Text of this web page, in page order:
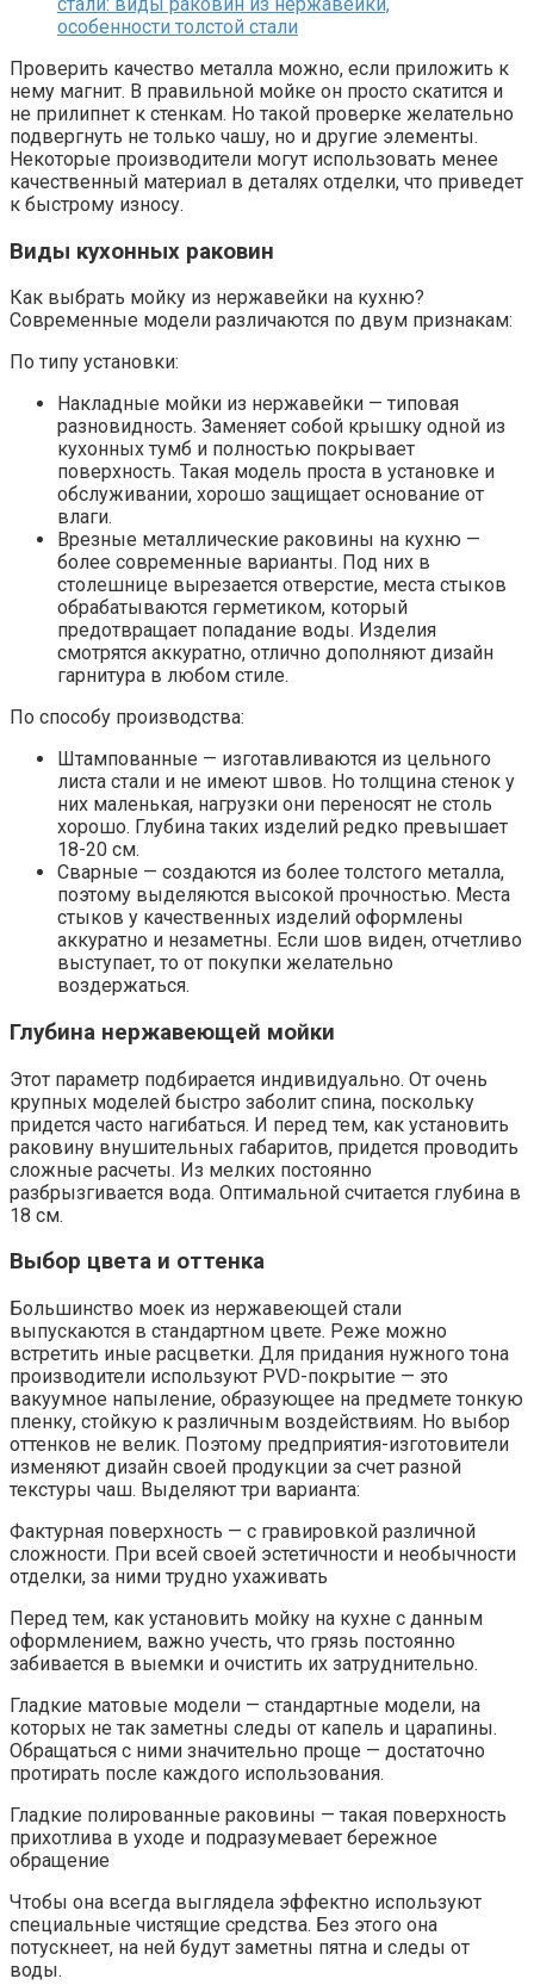
Проверить качество металла можно, если приложить к
нему магнит. В правильной мойке он просто скатится и
не прилипнет к стенкам. Но такой проверке желательно
подвергнуть не только чашу, но и другие элементы.
Некоторые производители могут использовать менее
качественный материал в деталях отделки, что приведет
к быстрому износу.
Виды кухонных раковин
Как выбрать мойку из нержавейки на кухню?
Современные модели различаются по двум признакам:
По типу установки:
Накладные мойки из нержавейки — типовая
разновидность. Заменяет собой крышку одной из
кухонных тумб и полностью покрывает
поверхность. Такая модель проста в установке и
обслуживании, хорошо защищает основание от
влаги.
Врезные металлические раковины на кухню —
более современные варианты. Под них в
столешнице вырезается отверстие, места стыков
обрабатываются герметиком, который
предотвращает попадание воды. Изделия
смотрятся аккуратно, отлично дополняют дизайн
гарнитура в любом стиле.
По способу производства:
Штампованные — изготавливаются из цельного
листа стали и не имеют швов. Но толщина стенок у
них маленькая, нагрузки они переносят не столь
хорошо. Глубина таких изделий редко превышает
18-20 см.
Сварные — создаются из более толстого металла,
поэтому выделяются высокой прочностью. Места
стыков у качественных изделий оформлены
аккуратно и незаметны. Если шов виден, отчетливо
выступает, то от покупки желательно
воздержаться.
Глубина нержавеющей мойки
Этот параметр подбирается индивидуально. От очень
крупных моделей быстро заболит спина, поскольку
придется часто нагибаться. И перед тем, как установить
раковину внушительных габаритов, придется проводить
сложные расчеты. Из мелких постоянно
разбрызгивается вода. Оптимальной считается глубина в
18 см.
Выбор цвета и оттенка
Большинство моек из нержавеющей стали
выпускаются в стандартном цвете. Реже можно
встретить иные расцветки. Для придания нужного тона
производители используют PVD-покрытие — это
вакуумное напыление, образующее на предмете тонкую
пленку, стойкую к различным воздействиям. Но выбор
оттенков не велик. Поэтому предприятия-изготовители
изменяют дизайн своей продукции за счет разной
текстуры чаш. Выделяют три варианта:
Фактурная поверхность — с гравировкой различной
сложности. При всей своей эстетичности и необычности
отделки, за ними трудно ухаживать
Перед тем, как установить мойку на кухне с данным
оформлением, важно учесть, что грязь постоянно
забивается в выемки и очистить их затруднительно.
Гладкие матовые модели — стандартные модели, на
которых не так заметны следы от капель и царапины.
Обращаться с ними значительно проще — достаточно
протирать после каждого использования.
Гладкие полированные раковины — такая поверхность
прихотлива в уходе и подразумевает бережное
обращение
Чтобы она всегда выглядела эффектно используют
специальные чистящие средства. Без этого она
потускнеет, на ней будут заметны пятна и следы от
воды.